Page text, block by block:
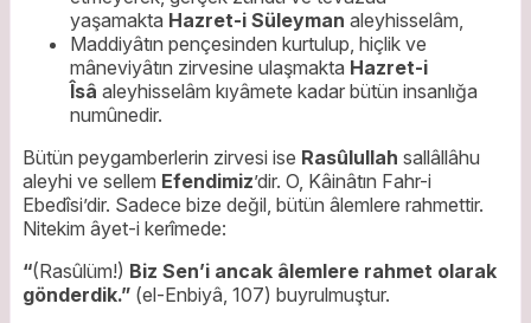
yaşamakta Hazret-i Süleyman aleyhisselâm,
Maddiyâtın pençesinden kurtulup, hiçlik ve
mâneviyâtın zirvesine ulaşmakta Hazret-i
Îsâ aleyhisselâm kıyâmete kadar bütün insanlığa
numûnedir.
Bütün peygamberlerin zirvesi ise Rasûlullah sallâllâhu
aleyhi ve sellem Efendimiz’dir. O, Kâinâtın Fahr-i
Ebedîsi’dir. Sadece bize değil, bütün âlemlere rahmettir.
Nitekim âyet-i kerîmede:
“(Rasûlüm!) Biz Sen’i ancak âlemlere rahmet olarak
gönderdik.” (el-Enbiyâ, 107) buyrulmuştur.